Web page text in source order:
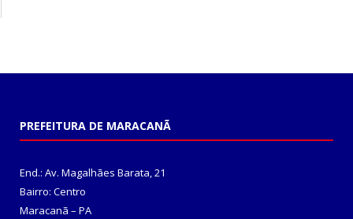
PREFEITURA DE MARACANÃ
End.: Av. Magalhães Barata, 21
Bairro: Centro
Maracanã – PA